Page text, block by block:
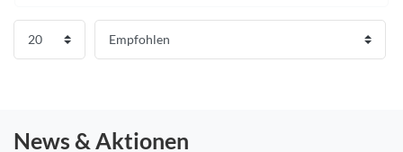
News & Aktionen